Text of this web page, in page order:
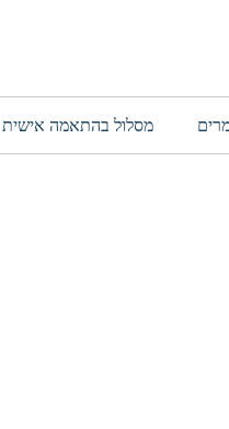
מסלול בהתאמה אישית